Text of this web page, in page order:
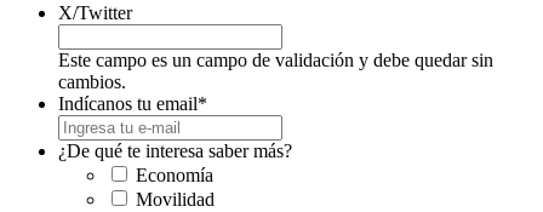
X/Twitter
Este campo es un campo de validación y debe quedar sin
cambios.
Indícanos tu email*
¿De qué te interesa saber más?
Economía
Movilidad